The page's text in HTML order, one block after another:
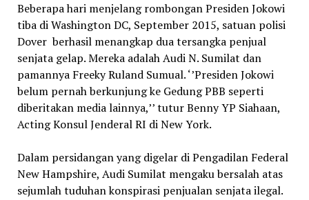
Beberapa hari menjelang rombongan Presiden Jokowi
tiba di Washington DC, September 2015, satuan polisi
Dover berhasil menangkap dua tersangka penjual
senjata gelap. Mereka adalah Audi N. Sumilat dan
pamannya Freeky Ruland Sumual. ‘’Presiden Jokowi
belum pernah berkunjung ke Gedung PBB seperti
diberitakan media lainnya,’’ tutur Benny YP Siahaan,
Acting Konsul Jenderal RI di New York.
Dalam persidangan yang digelar di Pengadilan Federal
New Hampshire, Audi Sumilat mengaku bersalah atas
sejumlah tuduhan konspirasi penjualan senjata ilegal.